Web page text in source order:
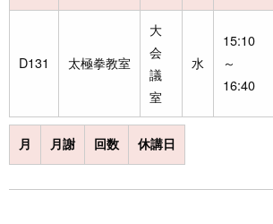
D131 太極拳教室
大
会
議
室
水
15:10
～
16:40
月 月謝 回数 休講日